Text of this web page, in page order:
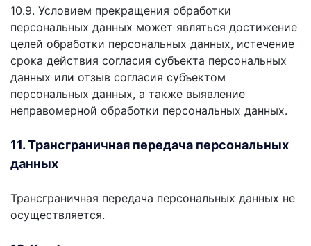
10.9. Условием прекращения обработки
персональных данных может являться достижение
целей обработки персональных данных, истечение
срока действия согласия субъекта персональных
данных или отзыв согласия субъектом
персональных данных, а также выявление
неправомерной обработки персональных данных.
11. Трансграничная передача персональных
данных
Трансграничная передача персональных данных не
осуществляется.